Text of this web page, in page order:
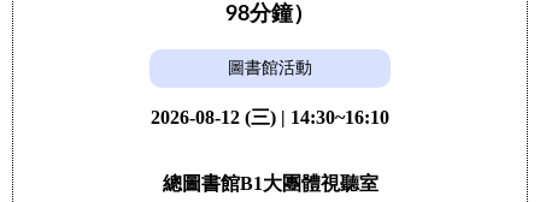
98分鐘）
圖書館活動
2026-08-12 (三) | 14:30~16:10
總圖書館B1大團體視聽室